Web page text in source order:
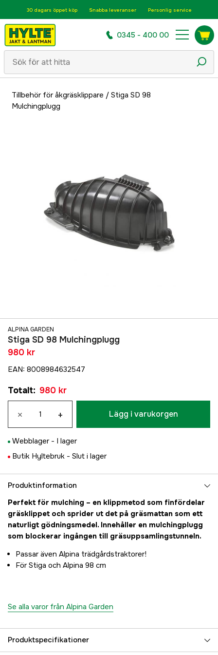
30 dagars öppet köp Snabba leveranser Personlig service
0345 - 400 00
Tillbehör för åkgräsklippare / Stiga SD 98
Mulchingplugg
ALPINA GARDEN
Stiga SD 98 Mulchingplugg
980 kr
EAN: 8008984632547
Totalt: 980 kr
× + Lägg i varukorgen
Webblager - I lager
Butik Hyltebruk - Slut i lager
Produktinformation
Perfekt för mulching – en klippmetod som finfördelar
gräsklippet och sprider ut det på gräsmattan som ett
naturligt gödningsmedel. Innehåller en mulchingplugg
som blockerar ingången till gräsuppsamlingstunneln.
Passar även Alpina trädgårdstraktorer!
För Stiga och Alpina 98 cm
Se alla varor från Alpina Garden
Produktspecifikationer